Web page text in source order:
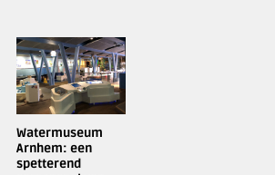
Watermuseum
Arnhem: een
spetterend